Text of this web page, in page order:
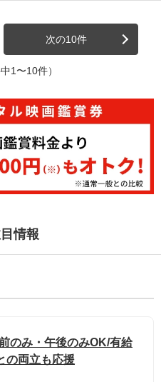
次の10件
1〜10件）
情報
のみ・午後のみOK/有給
の両立も応援